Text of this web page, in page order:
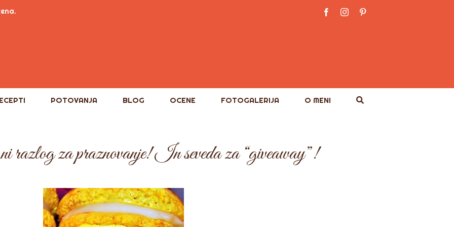
FacebookInstagram
POTOVANJA BLOG OCENE FOTOGALERIJA O MENI
razlog za praznovanje! In seveda za “giveaway”!